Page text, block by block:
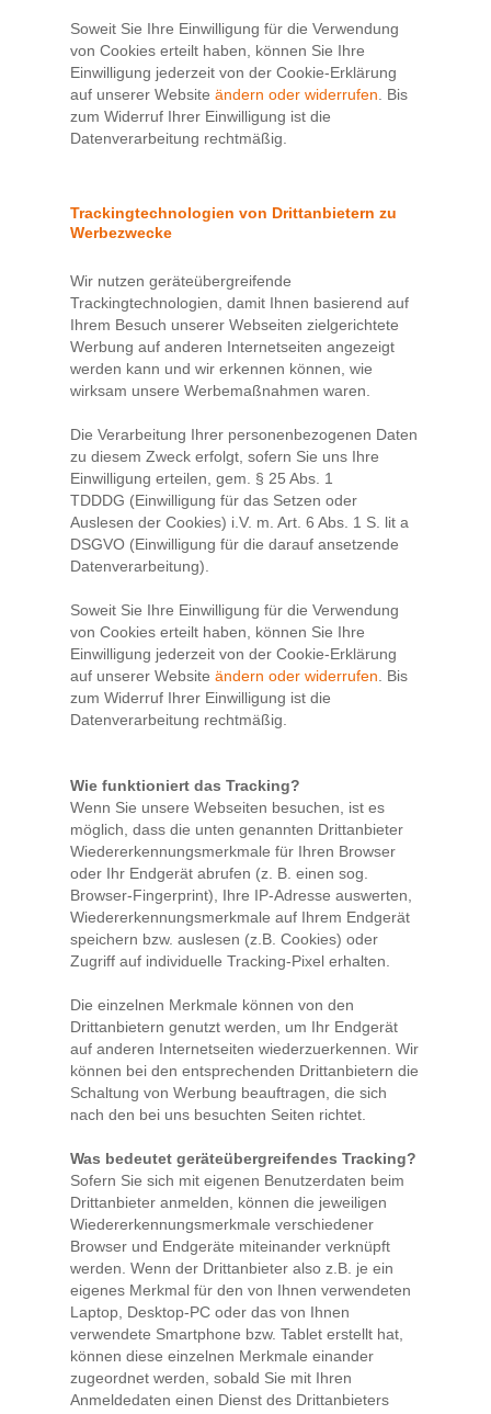
Soweit Sie Ihre Einwilligung für die Verwendung
von Cookies erteilt haben, können Sie Ihre
Einwilligung jederzeit von der Cookie-Erklärung
auf unserer Website ändern oder widerrufen . Bis
zum Widerruf Ihrer Einwilligung ist die
Datenverarbeitung rechtmäßig.
Trackingtechnologien von Drittanbietern zu
Werbezwecke
Wir nutzen geräteübergreifende
Trackingtechnologien, damit Ihnen basierend auf
Ihrem Besuch unserer Webseiten zielgerichtete
Werbung auf anderen Internetseiten angezeigt
werden kann und wir erkennen können, wie
wirksam unsere Werbemaßnahmen waren.
Die Verarbeitung Ihrer personenbezogenen Daten
zu diesem Zweck erfolgt, sofern Sie uns Ihre
Einwilligung erteilen, gem. § 25 Abs. 1
TDDDG (Einwilligung für das Setzen oder
Auslesen der Cookies) i.V. m. Art. 6 Abs. 1 S. lit a
DSGVO (Einwilligung für die darauf ansetzende
Datenverarbeitung).
Soweit Sie Ihre Einwilligung für die Verwendung
von Cookies erteilt haben, können Sie Ihre
Einwilligung jederzeit von der Cookie-Erklärung
auf unserer Website ändern oder widerrufen . Bis
zum Widerruf Ihrer Einwilligung ist die
Datenverarbeitung rechtmäßig.
Wie funktioniert das Tracking?
Wenn Sie unsere Webseiten besuchen, ist es
möglich, dass die unten genannten Drittanbieter
Wiedererkennungsmerkmale für Ihren Browser
oder Ihr Endgerät abrufen (z. B. einen sog.
Browser-Fingerprint), Ihre IP-Adresse auswerten,
Wiedererkennungsmerkmale auf Ihrem Endgerät
speichern bzw. auslesen (z.B. Cookies) oder
Zugriff auf individuelle Tracking-Pixel erhalten.
Die einzelnen Merkmale können von den
Drittanbietern genutzt werden, um Ihr Endgerät
auf anderen Internetseiten wiederzuerkennen. Wir
können bei den entsprechenden Drittanbietern die
Schaltung von Werbung beauftragen, die sich
nach den bei uns besuchten Seiten richtet.
Was bedeutet geräteübergreifendes Tracking?
Sofern Sie sich mit eigenen Benutzerdaten beim
Drittanbieter anmelden, können die jeweiligen
Wiedererkennungsmerkmale verschiedener
Browser und Endgeräte miteinander verknüpft
werden. Wenn der Drittanbieter also z.B. je ein
eigenes Merkmal für den von Ihnen verwendeten
Laptop, Desktop-PC oder das von Ihnen
verwendete Smartphone bzw. Tablet erstellt hat,
können diese einzelnen Merkmale einander
zugeordnet werden, sobald Sie mit Ihren
Anmeldedaten einen Dienst des Drittanbieters